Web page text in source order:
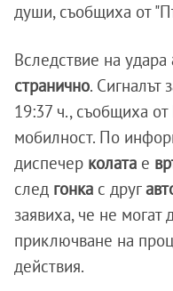
души, съобщиха от
Вследствие на удара
странично. Сигналът
19:37 ч., съобщиха от
мобилност. По
диспечер колата е
след гонка с друг
заявиха, че не могат
приключване на
действия.